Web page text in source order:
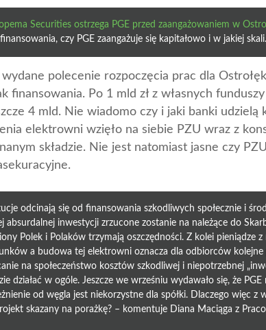
Securities ostrzega PGE przed zaangażowaniem w
czy PGE zaangażuje się kapitałowo i w jakiej skali.
polecenie rozpoczęcia prac dla
finansowania. Po 1 mld zł z własnych funduszy
4 mld. Nie wiadomo czy i jaki banki udzielą
elektrowni wzięło na siebie PZU wraz z
składzie. Nie jest natomiast jasne czy
odcinają się od finansowania szkodliwych społecznie i
absurdalnej inwestycji zrzucone zostanie na należące do
Polek i Polaków trzymają oszczędności. Z kolei pieniądze
a budowa tej elektrowni oznacza dla odbiorców
na społeczeństwo kosztów szkodliwej i niepotrzebnej
działać w ogóle. Jeszcze we wrześniu wydawało się, że
od węgla jest niekorzystne dla spółki. Dlaczego więc z
skazany na porażkę? – komentuje Diana Maciąga z